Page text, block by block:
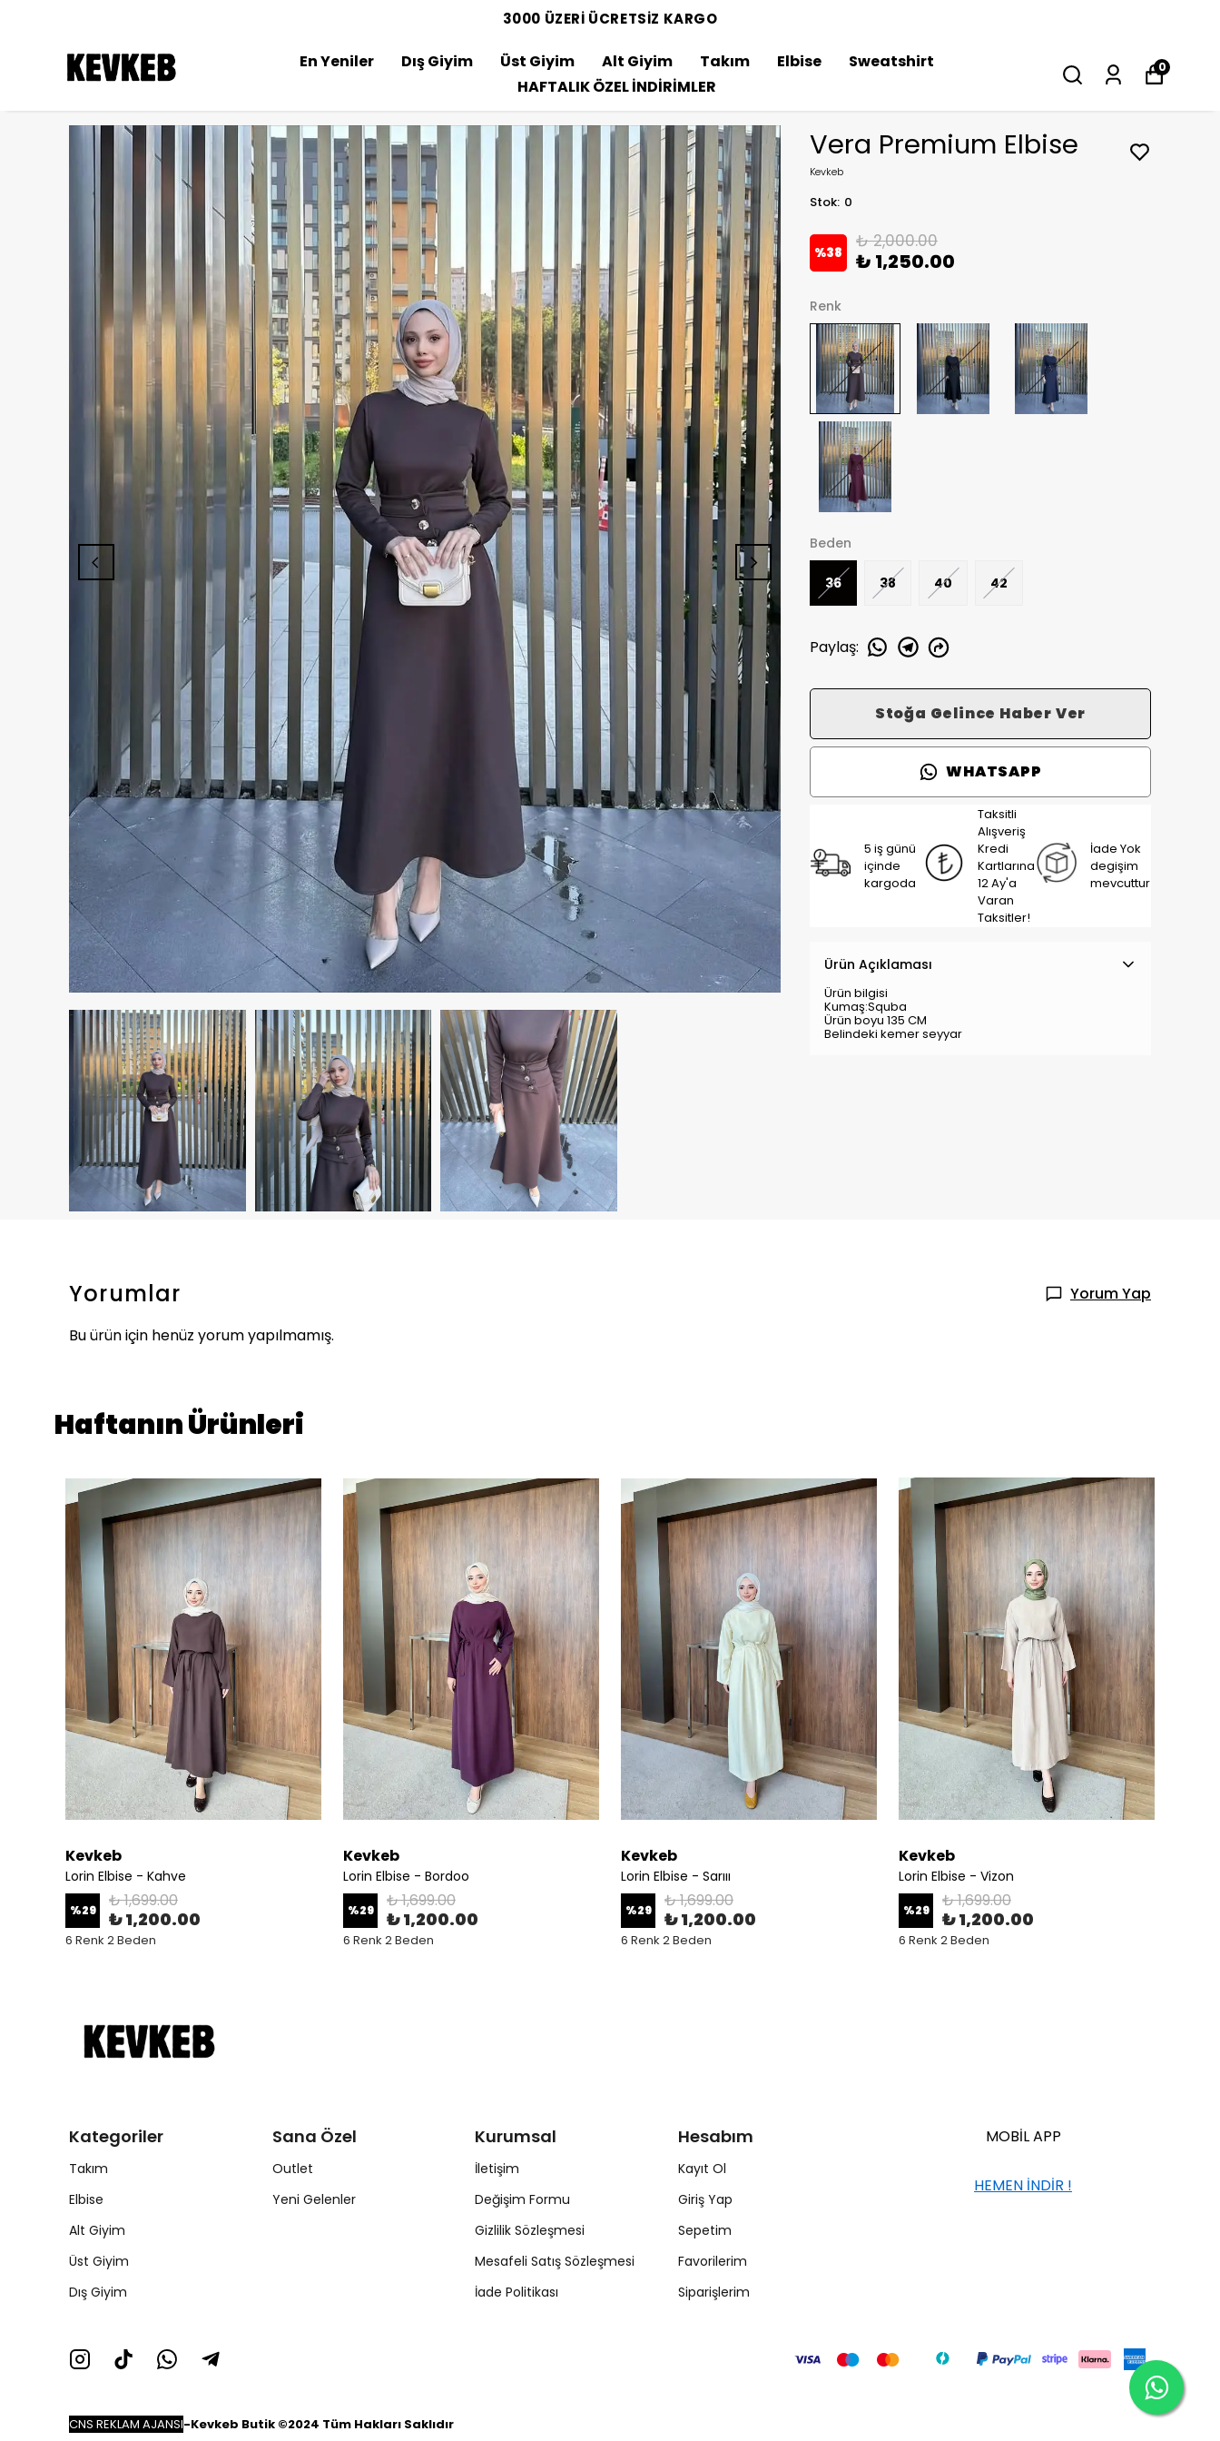
3000 ÜZERİ ÜCRETSİZ KARGO
En Yeniler Dış Giyim Üst Giyim Alt Giyim Takım Elbise
Sweatshirt
HAFTALIK ÖZEL İNDİRİMLER
0
Vera Premium Elbise
Kevkeb
Stok: 0
%38
₺ 2,000.00
₺ 1,250.00
Renk
Beden
36 38 40 42
Paylaş:
Stoğa Gelince Haber Ver
WHATSAPP
5 iş günü
içinde
kargoda
Taksitli
Alışveriş
Kredi
Kartlarına
12 Ay'a
Varan
Taksitler!
İade Yok
degişim
mevcuttur
Ürün Açıklaması
Ürün bilgisi
Kumaş:Squba
Ürün boyu 135 CM
Belindeki kemer seyyar
Yorumlar
Yorum Yap
Bu ürün için henüz yorum yapılmamış.
Haftanın Ürünleri
Kevkeb
Lorin Elbise - Kahve
%29 ₺ 1,699.00
₺ 1,200.00
6 Renk 2 Beden
Kevkeb
Lorin Elbise - Bordoo
%29 ₺ 1,699.00
₺ 1,200.00
6 Renk 2 Beden
Kevkeb
Lorin Elbise - Sarııı
%29 ₺ 1,699.00
₺ 1,200.00
6 Renk 2 Beden
Kevkeb
Lorin Elbise - Vizon
%29 ₺ 1,699.00
₺ 1,200.00
6 Renk 2 Beden
Kategoriler
Takım
Elbise
Alt Giyim
Üst Giyim
Dış Giyim
Sana Özel
Outlet
Yeni Gelenler
Kurumsal
İletişim
Değişim Formu
Gizlilik Sözleşmesi
Mesafeli Satış Sözleşmesi
İade Politikası
Hesabım
Kayıt Ol
Giriş Yap
Sepetim
Favorilerim
Siparişlerim
MOBİL APP
HEMEN İNDİR !
CNS REKLAM AJANSI-Kevkeb Butik ©2024 Tüm Hakları Saklıdır